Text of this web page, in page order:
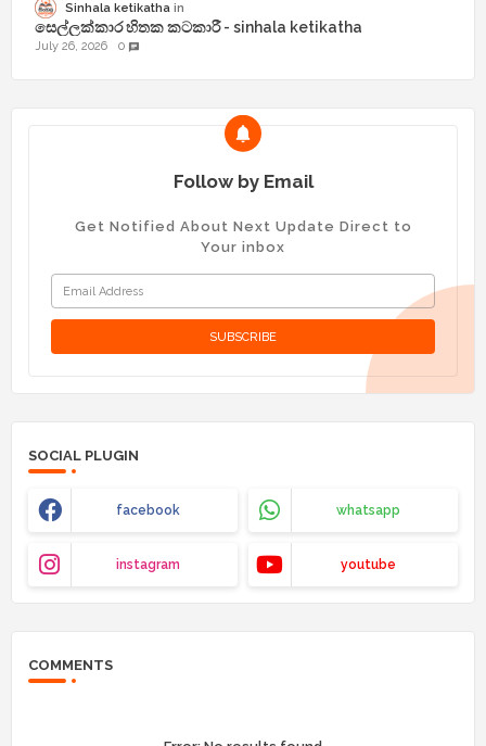
Sinhala ketikatha
සෙල්ලක්කාර හිතක කටකාරී - sinhala ketikatha
July 26, 2026 0 chat
Follow by Email
Get Notified About Next Update Direct to
Your inbox
SOCIAL PLUGIN
facebook whatsapp
instagram youtube
COMMENTS